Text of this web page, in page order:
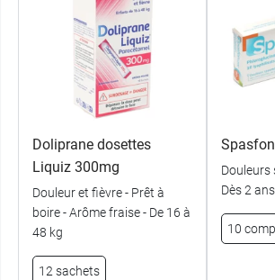
Doliprane dosettes
Liquiz 300mg
Douleur et fièvre - Prêt à
boire - Arôme fraise - De 16 à
48 kg
12 sachets
Douleurs
Dès 2 ans
10